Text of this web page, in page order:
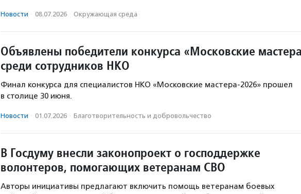
Новости · 08.07.2026 · Окружающая среда
Объявлены победители конкурса «Московские
среди сотрудников НКО
Финал конкурса для специалистов НКО «Московские мастера-2026» прошел
в столице 30 июня.
Новости · 01.07.2026 · Благотвори­тель­ность и доброволь­чест­во
В Госдуму внесли законопроект о господдержке
волонтеров, помогающих ветеранам СВО
Авторы инициативы предлагают включить помощь ветеранам боевых